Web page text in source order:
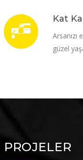
Kat
güzel
PROJELER